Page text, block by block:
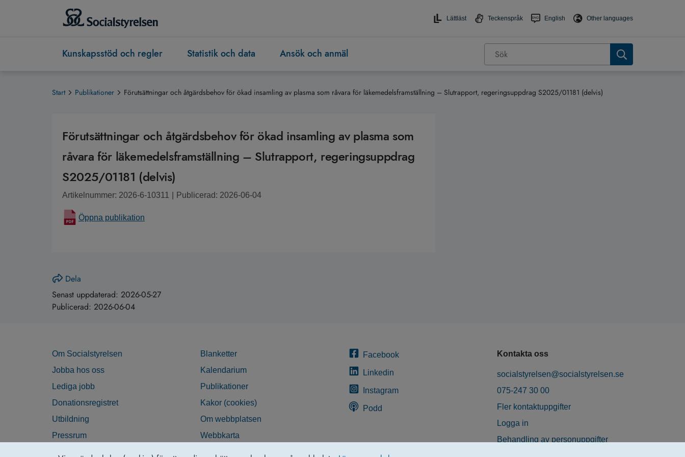
Lättläst Teckenspråk English Other languages
Kunskapsstöd och regler Statistik och data Ansök och anmäl
Start Publikationer Förutsättningar och åtgärdsbehov för ökad insamling av plasma som råvara för läkemedelsframställning – Slutrapport, regeringsuppdrag S2025/01181 (delvis)
Förutsättningar och åtgärdsbehov för ökad insamling av plasma som
råvara för läkemedelsframställning – Slutrapport, regeringsuppdrag
S2025/01181 (delvis)
Artikelnummer: 2026-6-10311 Publicerad: 2026-06-04
Öppna publikation
Dela
Senast uppdaterad: 2026-05-27
Publicerad: 2026-06-04
Om Socialstyrelsen
Jobba hos oss
Lediga jobb
Donationsregistret
Utbildning
Pressrum
Blanketter
Kalendarium
Publikationer
Kakor (cookies)
Om webbplatsen
Webbkarta
Facebook
Linkedin
Instagram
Podd
Kontakta oss
socialstyrelsen@socialstyrelsen.se
075-247 30 00
Fler kontaktuppgifter
Logga in
Behandling av personuppgifter